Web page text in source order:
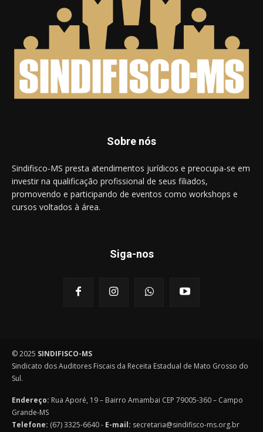
Sobre nós
Sindifisco-MS presta atendimentos jurídicos e preocupa-se em
investir na qualificação profissional de seus filiados,
promovendo e participando de eventos como workshops e
cursos voltados à área.
Siga-nos
© 2025 SINDIFISCO-MS
Sindicato dos Auditores Fiscais da Receita Estadual de Mato Grosso do
Sul.
Endereço: Rua Aporé, 19 – Bairro Amambai CEP 79005-360 – Campo
Grande-MS
Telefone: (67) 3325-6640 - E-mail: secretaria@sindifisco-ms.org.br